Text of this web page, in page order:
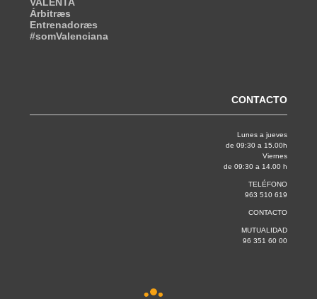
Árbitræs
Entrenadoræs
#somValenciana
CONTACTO
Lunes a jueves
de 09:30 a 15.00h
Viernes
de 09:30 a 14.00 h
TELÉFONO
963 510 619
CONTACTO
MUTUALIDAD
96 351 60 00